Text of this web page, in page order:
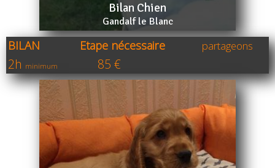
Bilan Chien
Gandalf le Blanc
BILAN Etape nécessaire partageons
2h minimum 85 €